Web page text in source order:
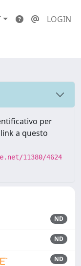
LOGIN
per
a questo
11380/4624
ND
ND
ND